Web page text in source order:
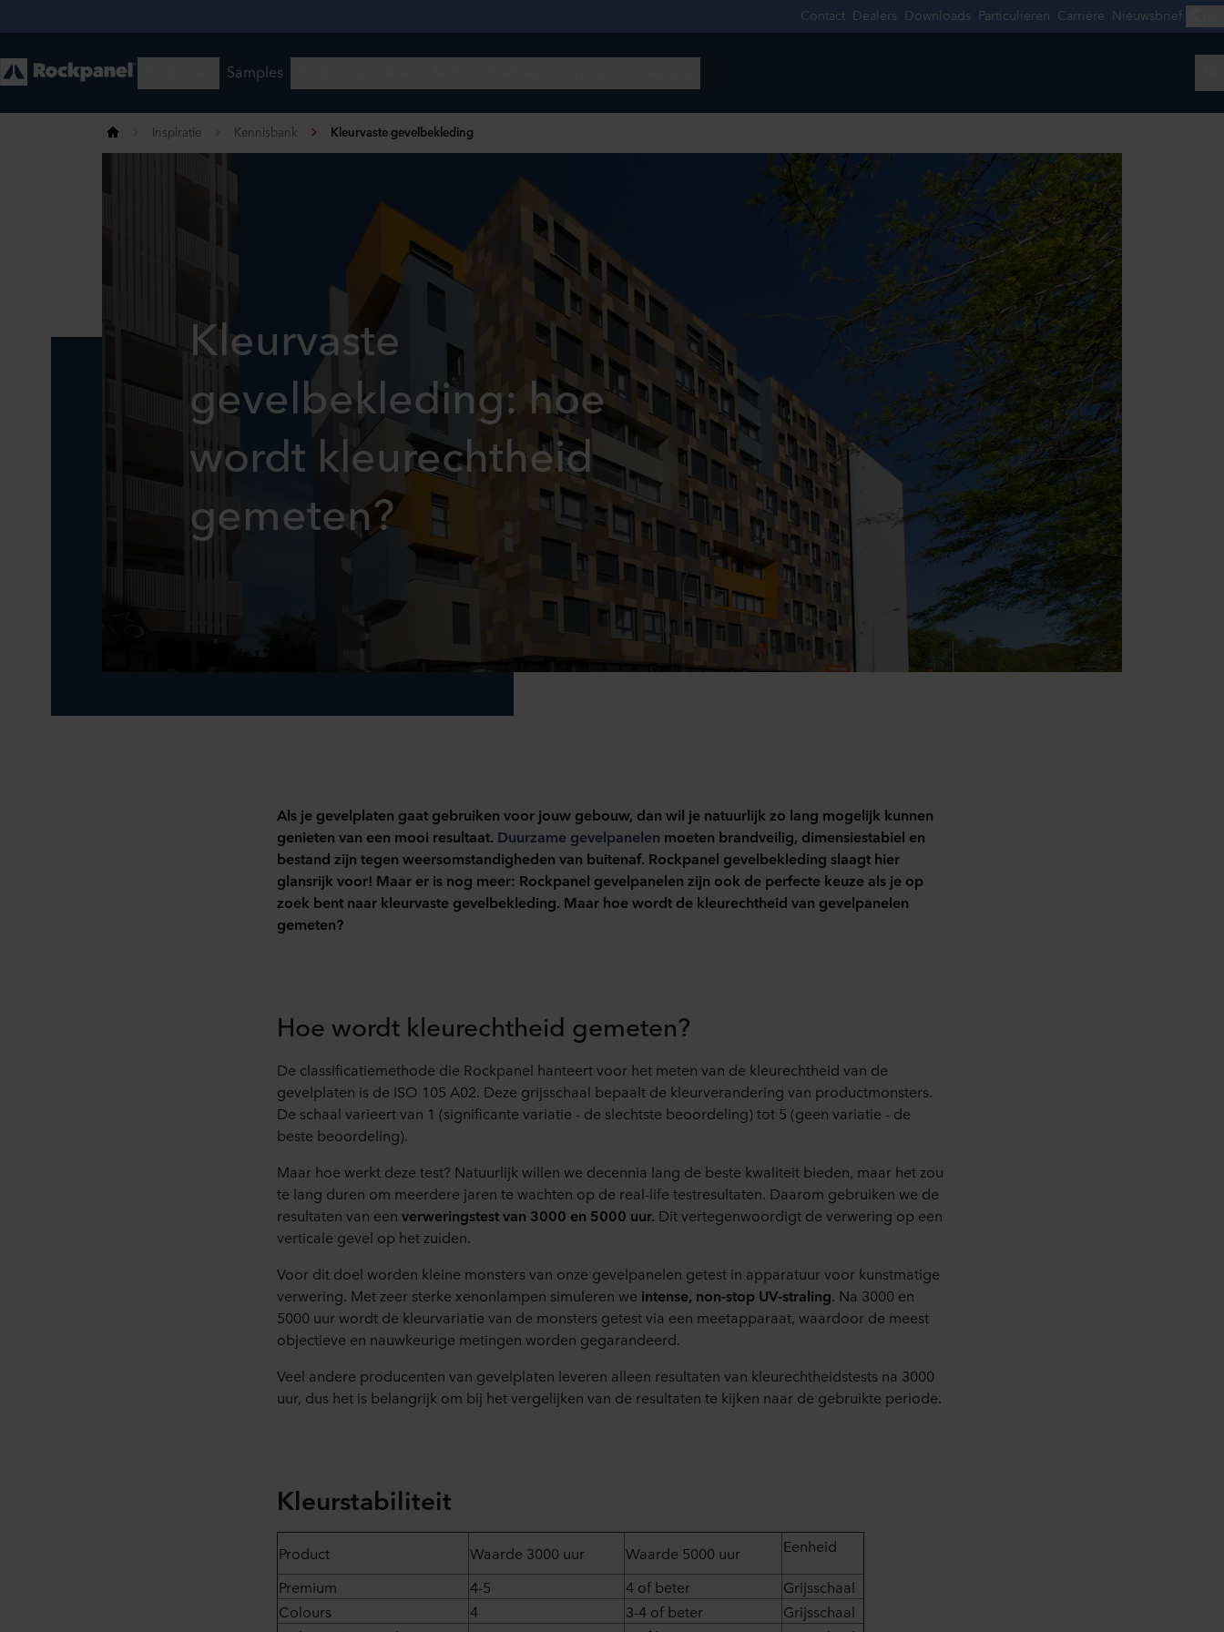
Inspiratie Kennisbank Kleurvaste gevelbekleding
Kleurvaste
gevelbekleding: hoe
wordt kleurechtheid
gemeten?
Als je gevelplaten gaat gebruiken voor jouw gebouw, dan wil je natuurlijk zo lang mogelijk kunnen
genieten van een mooi resultaat. Duurzame gevelpanelen moeten brandveilig, dimensiestabiel en
bestand zijn tegen weersomstandigheden van buitenaf. Rockpanel gevelbekleding slaagt hier
glansrijk voor! Maar er is nog meer: Rockpanel gevelpanelen zijn ook de perfecte keuze als je op
zoek bent naar kleurvaste gevelbekleding. Maar hoe wordt de kleurechtheid van gevelpanelen
gemeten?
Hoe wordt kleurechtheid gemeten?
De classificatiemethode die Rockpanel hanteert voor het meten van de kleurechtheid van de
gevelplaten is de ISO 105 A02. Deze grijsschaal bepaalt de kleurverandering van productmonsters.
De schaal varieert van 1 (significante variatie - de slechtste beoordeling) tot 5 (geen variatie - de
beste beoordeling).
Maar hoe werkt deze test? Natuurlijk willen we decennia lang de beste kwaliteit bieden, maar het zou
te lang duren om meerdere jaren te wachten op de real-life testresultaten. Daarom gebruiken we de
resultaten van een verweringstest van 3000 en 5000 uur. Dit vertegenwoordigt de verwering op een
verticale gevel op het zuiden.
Voor dit doel worden kleine monsters van onze gevelpanelen getest in apparatuur voor kunstmatige
verwering. Met zeer sterke xenonlampen simuleren we intense, non-stop UV-straling. Na 3000 en
5000 uur wordt de kleurvariatie van de monsters getest via een meetapparaat, waardoor de meest
objectieve en nauwkeurige metingen worden gegarandeerd.
Veel andere producenten van gevelplaten leveren alleen resultaten van kleurechtheidstests na 3000
uur, dus het is belangrijk om bij het vergelijken van de resultaten te kijken naar de gebruikte periode.
Kleurstabiliteit
Product Waarde 3000 uur Waarde 5000 uur Eenheid
Premium 4-5 4 of beter
Grijsschaal
Colours
4 3-4 of beter
Grijsschaal